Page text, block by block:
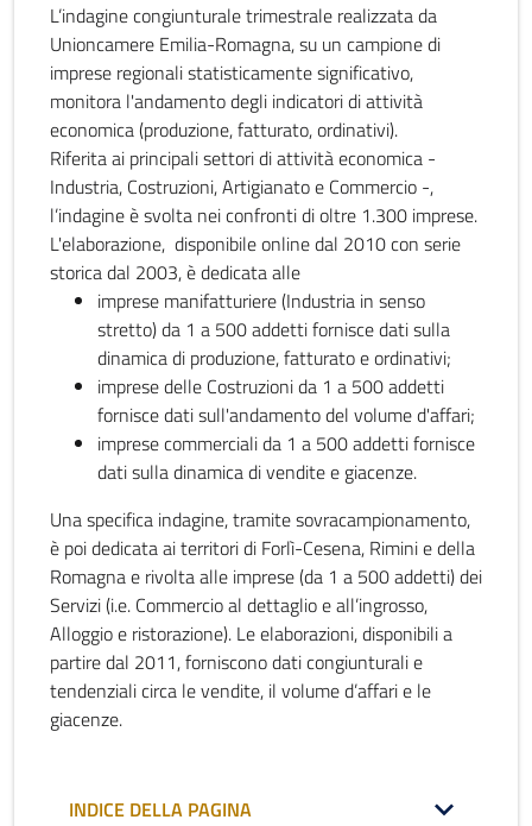
L’indagine congiunturale trimestrale realizzata da
Unioncamere Emilia-Romagna, su un campione di
imprese regionali statisticamente significativo,
monitora l'andamento degli indicatori di attività
economica (produzione, fatturato, ordinativi).
Riferita ai principali settori di attività economica -
Industria, Costruzioni, Artigianato e Commercio -,
l’indagine è svolta nei confronti di oltre 1.300 imprese.
L'elaborazione, disponibile online dal 2010 con serie
storica dal 2003, è dedicata alle
imprese manifatturiere (Industria in senso
stretto) da 1 a 500 addetti fornisce dati sulla
dinamica di produzione, fatturato e ordinativi;
imprese delle Costruzioni da 1 a 500 addetti
fornisce dati sull'andamento del volume d'affari;
imprese commerciali da 1 a 500 addetti fornisce
dati sulla dinamica di vendite e giacenze.
Una specifica indagine, tramite sovracampionamento,
è poi dedicata ai territori di Forlì-Cesena, Rimini e della
Romagna e rivolta alle imprese (da 1 a 500 addetti) dei
Servizi (i.e. Commercio al dettaglio e all’ingrosso,
Alloggio e ristorazione). Le elaborazioni, disponibili a
partire dal 2011, forniscono dati congiunturali e
tendenziali circa le vendite, il volume d’affari e le
giacenze.
INDICE DELLA PAGINA